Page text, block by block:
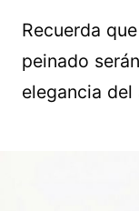
Recuerda
peinado
elegancia del